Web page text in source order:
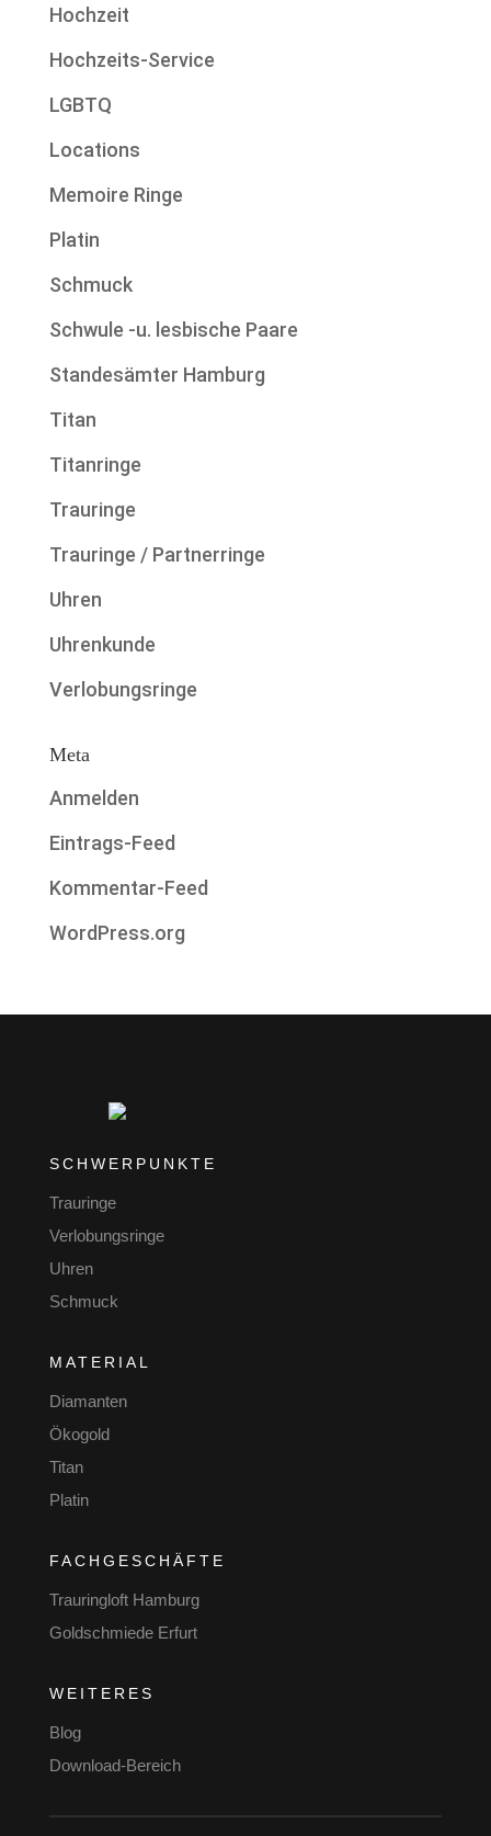
Hochzeit
Hochzeits-Service
LGBTQ
Locations
Memoire Ringe
Platin
Schmuck
Schwule -u. lesbische Paare
Standesämter Hamburg
Titan
Titanringe
Trauringe
Trauringe / Partnerringe
Uhren
Uhrenkunde
Verlobungsringe
Meta
Anmelden
Eintrags-Feed
Kommentar-Feed
WordPress.org
SCHWERPUNKTE
Trauringe
Verlobungsringe
Uhren
Schmuck
MATERIAL
Diamanten
Ökogold
Titan
Platin
FACHGESCHÄFTE
Trauringloft Hamburg
Goldschmiede Erfurt
WEITERES
Blog
Download-Bereich